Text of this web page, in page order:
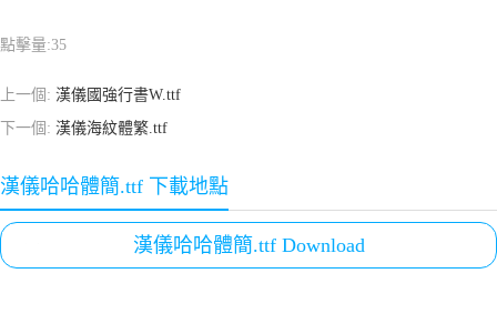
點擊量:35
上一個: 漢儀國強行書W.ttf
下一個: 漢儀海紋體繁.ttf
漢儀哈哈體簡.ttf 下載地點
漢儀哈哈體簡.ttf Download